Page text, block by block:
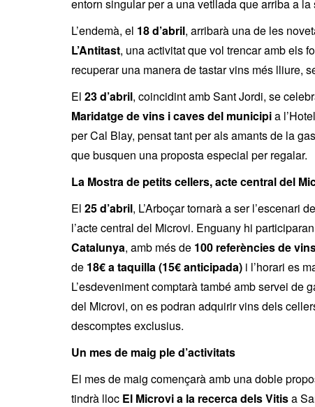
entorn singular per a una vetllada que arriba a
L’endemà, el 18 d’abril, arribarà una de les
L’Antitast, una activitat que vol trencar amb els
recuperar una manera de tastar vins més lliure,
El 23 d’abril, coincidint amb Sant Jordi, se
Maridatge de vins i caves del municipia
per Cal Blay, pensat tant per als amants de la
que busquen una proposta especial per regalar.
La Mostra de petits cellers, acte central del
El 25 d’abril, L’Arboçar tornarà a ser l’escenari
l’acte central del Microvi. Enguany hi participaran
Catalunya, amb més de 100 referències de
de 18€ a taquilla (15€ anticipada) i l’horari es
L’esdeveniment comptarà també amb servei de
del Microvi, on es podran adquirir vins dels
descomptes exclusius.
Un mes de maig ple d’activitats
El mes de maig començarà amb una doble
tindrà lloc El Microvi a la recerca dels Vitisa